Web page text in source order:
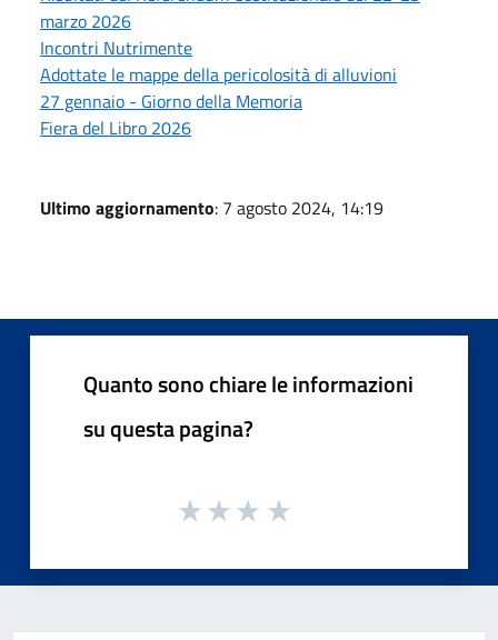
marzo 2026
Incontri Nutrimente
Adottate le mappe della pericolosità di alluvioni
27 gennaio - Giorno della Memoria
Fiera del Libro 2026
Ultimo aggiornamento: 7 agosto 2024, 14:19
Quanto sono chiare le informazioni
su questa pagina?